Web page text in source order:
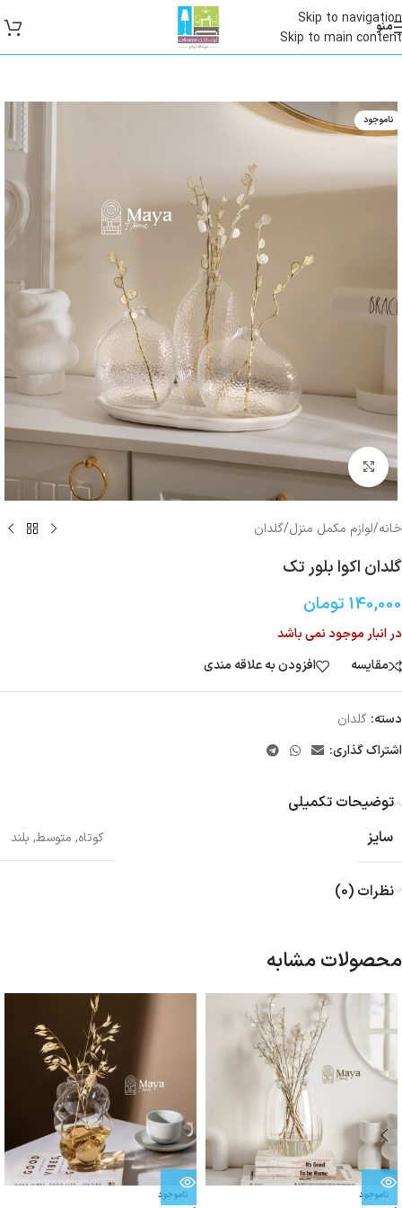
Skip to navigation
Skip to main content
منو
ناموجود
بزرگنمایی تصویر
خانه/لوازم مکمل منزل/گلدان
گلدان اکوا بلور تک
140,000 تومان
در انبار موجود نمی باشد
مقایسه
افزودن به علاقه مندی
دسته: گلدان
اشتراک گذاری:
توضیحات تکمیلی
سایز
کوتاه, متوسط, بلند
نظرات (0)
محصولات مشابه
ناموجود ناموجود